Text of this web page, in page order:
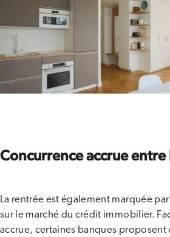
Concurrence accrue entre
La rentrée est également marquée
sur le marché du crédit immobilier.
accrue, certaines banques proposent